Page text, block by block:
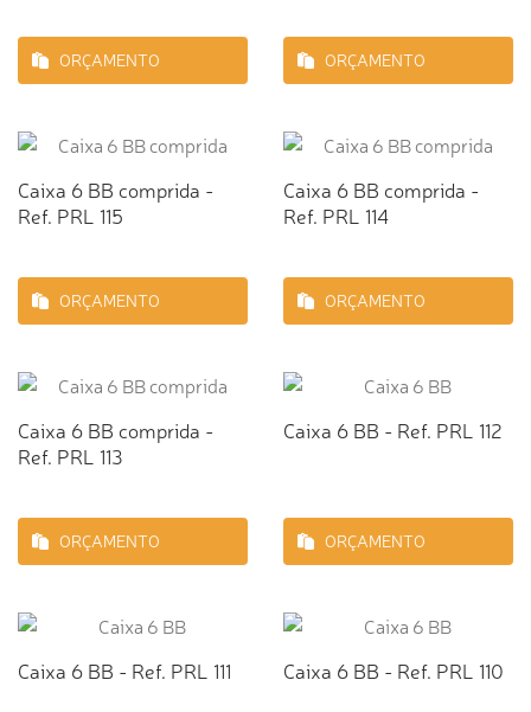
ORÇAMENTO ORÇAMENTO
Caixa 6 BB comprida -
Ref. PRL 115
ORÇAMENTO
Caixa 6 BB comprida -
Ref. PRL 114
ORÇAMENTO
Caixa 6 BB comprida -
Ref. PRL 113
ORÇAMENTO
Caixa 6 BB - Ref. PRL 112
ORÇAMENTO
Caixa 6 BB - Ref. PRL 111 Caixa 6 BB - Ref. PRL 110